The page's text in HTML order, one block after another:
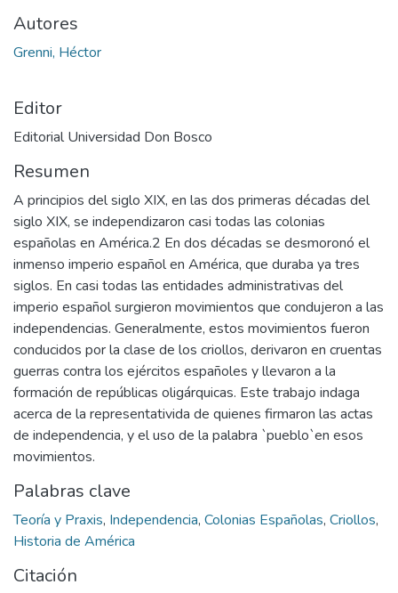
Autores
Grenni, Héctor
Editor
Editorial Universidad Don Bosco
Resumen
A principios del siglo XIX, en las dos primeras décadas del
siglo XIX, se independizaron casi todas las colonias
españolas en América.2 En dos décadas se desmoronó el
inmenso imperio español en América, que duraba ya tres
siglos. En casi todas las entidades administrativas del
imperio español surgieron movimientos que condujeron a las
independencias. Generalmente, estos movimientos fueron
conducidos por la clase de los criollos, derivaron en cruentas
guerras contra los ejércitos españoles y llevaron a la
formación de repúblicas oligárquicas. Este trabajo indaga
acerca de la representativida de quienes firmaron las actas
de independencia, y el uso de la palabra `pueblo`en esos
movimientos.
Palabras clave
Teoría y Praxis, Independencia, Colonias Españolas, Criollos,
Historia de América
Citación